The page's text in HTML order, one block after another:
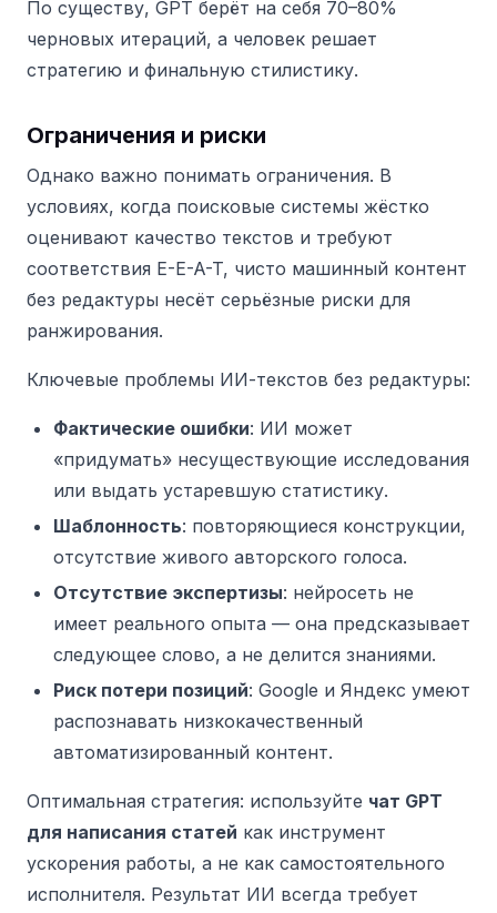
По существу, GPT берёт на себя 70–80%
черновых итераций, а человек решает
стратегию и финальную стилистику.
Ограничения и риски
Однако важно понимать ограничения. В
условиях, когда поисковые системы жёстко
оценивают качество текстов и требуют
соответствия E-E-A-T, чисто машинный контент
без редактуры несёт серьёзные риски для
ранжирования.
Ключевые проблемы ИИ-текстов без редактуры:
Фактические ошибки: ИИ может
«придумать» несуществующие исследования
или выдать устаревшую статистику.
Шаблонность: повторяющиеся конструкции,
отсутствие живого авторского голоса.
Отсутствие экспертизы: нейросеть не
имеет реального опыта — она предсказывает
следующее слово, а не делится знаниями.
Риск потери позиций: Google и Яндекс умеют
распознавать низкокачественный
автоматизированный контент.
Оптимальная стратегия: используйте чат GPT
для написания статей как инструмент
ускорения работы, а не как самостоятельного
исполнителя. Результат ИИ всегда требует